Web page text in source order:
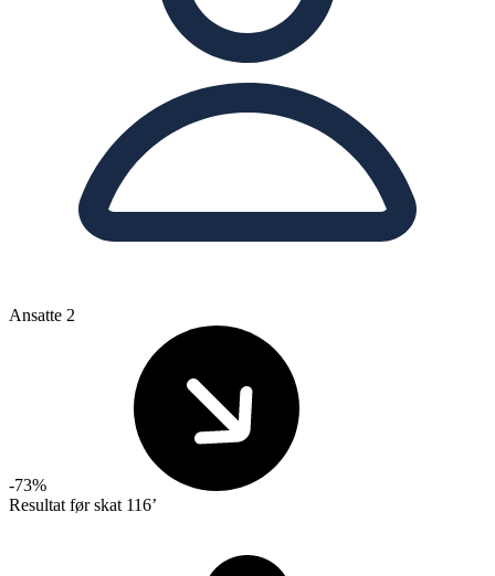
Ansatte 2
-73%
Resultat før skat 116’